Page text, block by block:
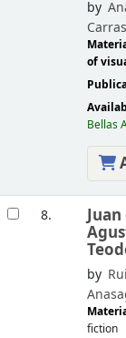
by
of
Bellas
8.
by
fiction